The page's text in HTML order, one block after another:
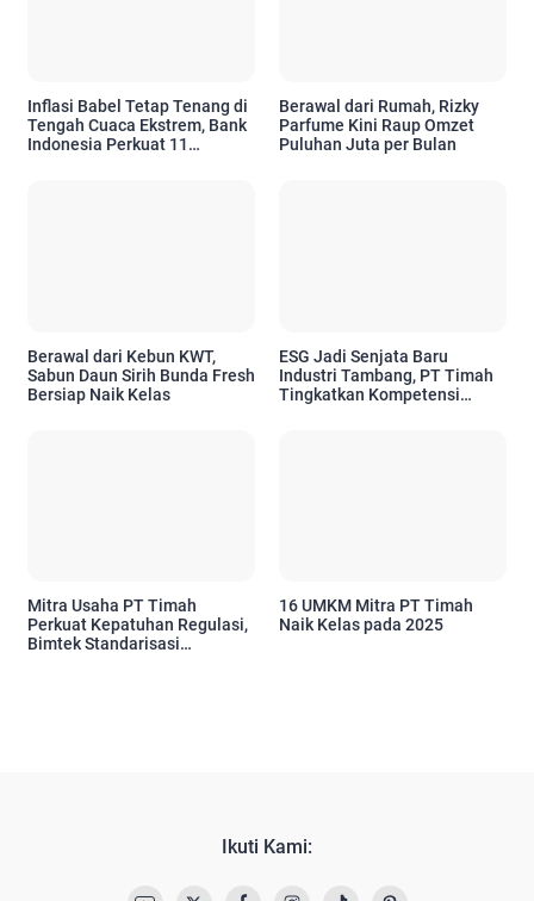
Inflasi Babel Tetap Tenang di
Tengah Cuaca Ekstrem, Bank
Indonesia Perkuat 11
Berawal dari Rumah, Rizky
Parfume Kini Raup Omzet
Puluhan Juta per Bulan
Berawal dari Kebun KWT,
Sabun Daun Sirih Bunda Fresh
Bersiap Naik Kelas
ESG Jadi Senjata Baru
Industri Tambang, PT Timah
Tingkatkan Kompetensi
Mitra Usaha PT Timah
Perkuat Kepatuhan Regulasi,
Bimtek Standarisasi
16 UMKM Mitra PT Timah
Naik Kelas pada 2025
Ikuti Kami: